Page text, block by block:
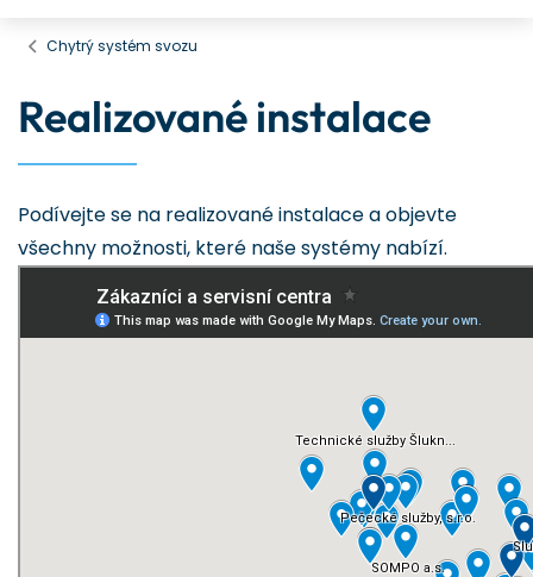
Chytrý systém svozu
Realizované instalace
Podívejte se na realizované instalace a objevte
všechny možnosti, které naše systémy nabízí.